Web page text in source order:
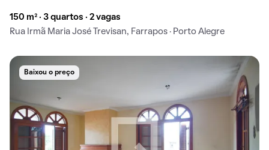
150 m² · 3 quartos · 2 vagas
Rua Irmã Maria José Trevisan, Farrapos · Porto Alegre
Baixou o preço